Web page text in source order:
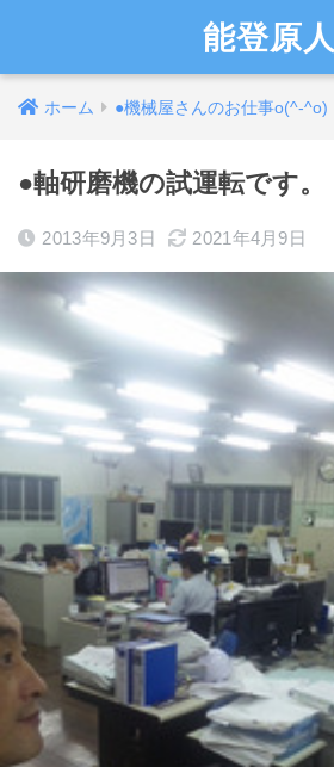
能登原人
ホーム ●機械屋さんのお仕事o(^-^o)
●軸研磨機の試運転です。
2013年9月3日 2021年4月9日